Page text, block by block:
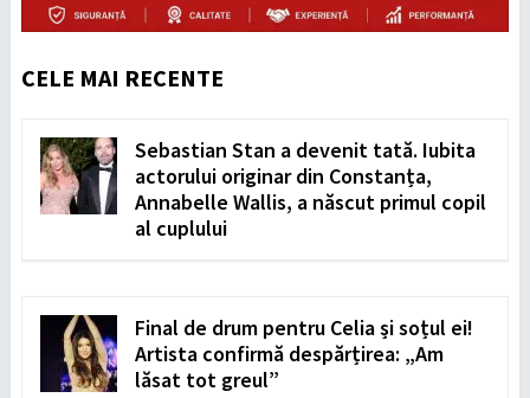
CELE MAI RECENTE
Sebastian Stan a devenit tată. Iubita
actorului originar din Constanța,
Annabelle Wallis, a născut primul copil
al cuplului
Final de drum pentru Celia și soțul ei!
Artista confirmă despărțirea: „Am
lăsat tot greul”